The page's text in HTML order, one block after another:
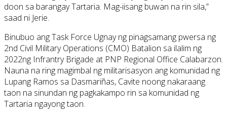
doon sa barangay Tartaria. Mag-iisang buwan na rin sila,”
saad ni Jerie.
Binubuo ang Task Force Ugnay ng pinagsamang pwersa ng
2nd Civil Military Operations (CMO) Batalion sa ilalim ng
2022ng Infrantry Brigade at PNP Regional Office Calabarzon.
Nauna na ring magimbal ng militarisasyon ang komunidad ng
Lupang Ramos sa Dasmariñas, Cavite noong nakaraang
taon na sinundan ng pagkakampo rin sa komunidad ng
Tartaria ngayong taon.